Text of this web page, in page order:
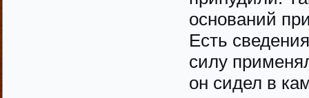
оснований
Есть
силу
он сидел в